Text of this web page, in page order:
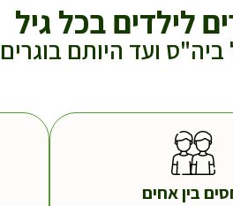
לילדים בכל גיל
ועד היותם בוגרים
בין אחים